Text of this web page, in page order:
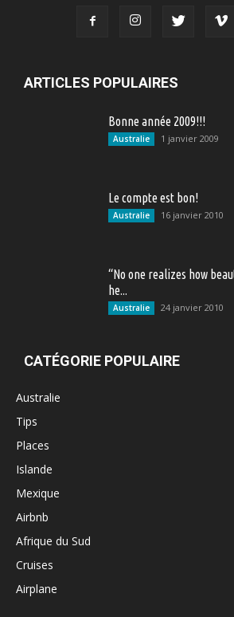
ARTICLES POPULAIRES
Bonne année 2009!!!
Australie 1 janvier 2009
Le compte est bon!
Australie 16 janvier 2010
“No one realizes how
he...
Australie 24 janvier 2010
CATÉGORIE POPULAIRE
Australie
Tips
Places
Islande
Mexique
Airbnb
Afrique du Sud
Cruises
Airplane